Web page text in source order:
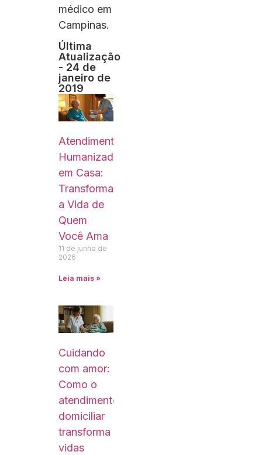
médico em
Campinas.
Última
Atualização
- 24 de
janeiro de
2019
Atendimento
Humanizado
em Casa:
Transformando
a Vida de
Quem
Você Ama
11 de junho de
2026
Leia mais »
Cuidando
com amor:
Como o
atendimento
domiciliar
transforma
vidas